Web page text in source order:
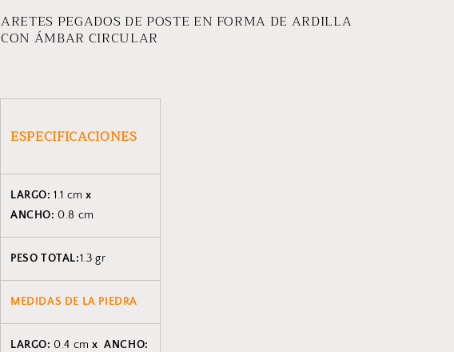
ARETES PEGADOS DE POSTE EN FORMA DE ARDILLA
CON ÁMBAR CIRCULAR
ESPECIFICACIONES
LARGO:1.1 cmx
ANCHO:0.8 cm
PESO TOTAL:1.3 gr
MEDIDAS DE LA PIEDRA
LARGO:0.4 cmx ANCHO: